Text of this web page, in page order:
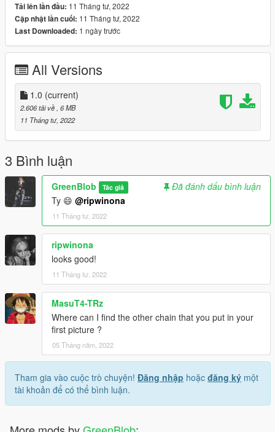
Tải lên lần đầu: 11 Tháng tư, 2022
Cập nhật lần cuối: 11 Tháng tư, 2022
Last Downloaded: 1 ngày trước
All Versions
1.0 (current)
2.606 tải về , 6 MB
11 Tháng tư, 2022
3 Bình luận
GreenBlob Tác giả
Đã đánh dấu bình luận
Ty 😄 @ripwinona
11 Tháng tư, 2022
ripwinona
looks good!
11 Tháng tư, 2022
MasuT4-TRz
Where can I find the other chain that you put in your
first picture ?
05 Tháng năm, 2022
Tham gia vào cuộc trò chuyện! Đăng nhập hoặc đăng ký một
tài khoản để có thể bình luận.